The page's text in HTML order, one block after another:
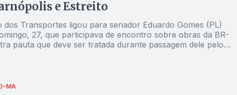
e Estreito
dos Transportes ligou para senador Eduardo Gomes (PL)
27, que participava de encontro sobre obras da BR-
pauta que deve ser tratada durante passagem dele pelo
MA